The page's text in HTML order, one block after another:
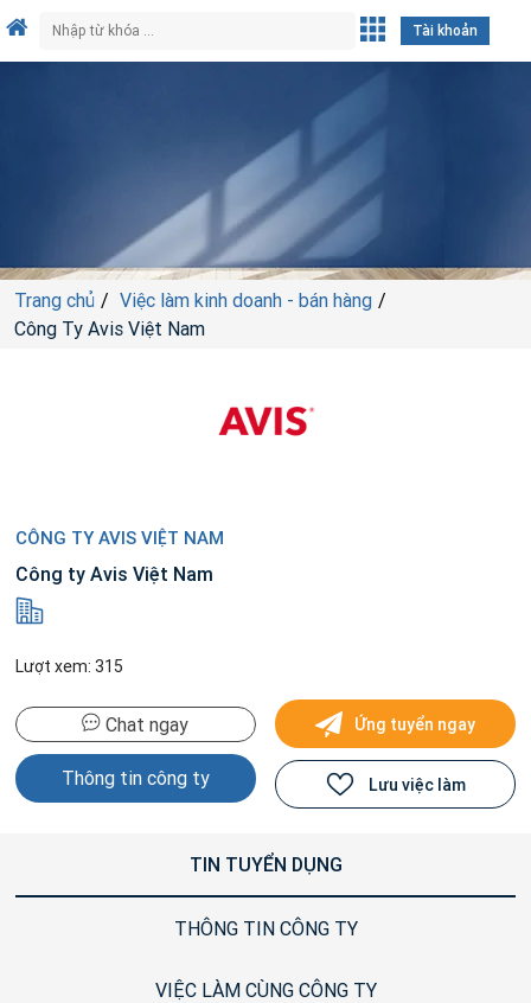
Tài khoản
Trang chủ
Việc làm kinh doanh - bán hàng
Công Ty Avis Việt Nam
CÔNG TY AVIS VIỆT NAM
Công ty Avis Việt Nam
Lượt xem: 315
Chat ngay
Thông tin công ty
Ứng tuyển ngay
Lưu việc làm
TIN TUYỂN DỤNG
THÔNG TIN CÔNG TY
VIỆC LÀM CÙNG CÔNG TY